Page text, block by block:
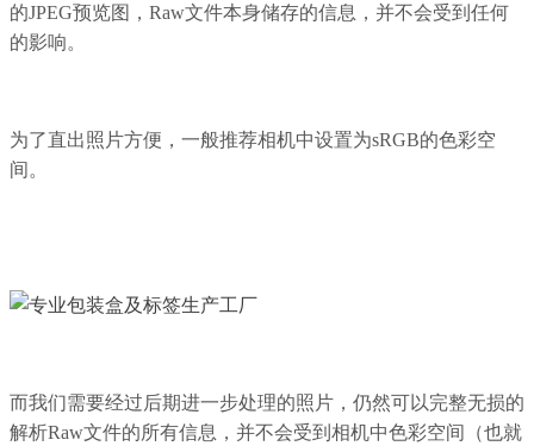
的JPEG预览图，Raw文件本身储存的信息，并不会受到任何
的影响。
为了直出照片方便，一般推荐相机中设置为sRGB的色彩空
间。
而我们需要经过后期进一步处理的照片，仍然可以完整无损的
解析Raw文件的所有信息，并不会受到相机中色彩空间（也就